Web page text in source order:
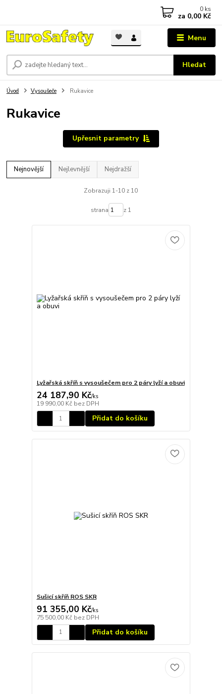
Menu
Hledat
0 ks
za 0,00 Kč
Úvod Vysoušeče Rukavice
Rukavice
Upřesnit parametry
Nejnovější Nejlevnější Nejdražší
Zobrazuji 1-10 z 10
strana z 1
Lyžařská skříň s vysoušečem pro 2 páry lyží a obuvi
24 187,90 Kč/ks
19 990,00 Kč bez DPH
Přidat do košíku
Sušicí skříň ROS SKR
91 355,00 Kč/ks
75 500,00 Kč bez DPH
Přidat do košíku